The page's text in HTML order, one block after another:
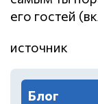
его гостей
источник
Блог